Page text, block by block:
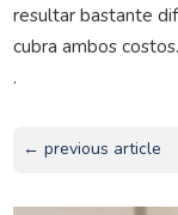
resultar bastante
cubra ambos
.
← previous article